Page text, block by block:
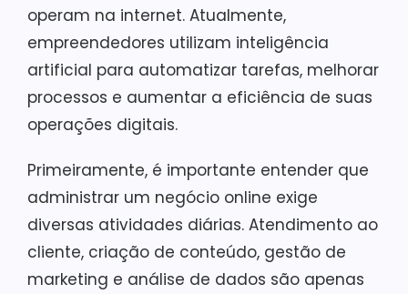
operam na internet. Atualmente,
empreendedores utilizam inteligência
artificial para automatizar tarefas, melhorar
processos e aumentar a eficiência de suas
operações digitais.
Primeiramente, é importante entender que
administrar um negócio online exige
diversas atividades diárias. Atendimento ao
cliente, criação de conteúdo, gestão de
marketing e análise de dados são apenas